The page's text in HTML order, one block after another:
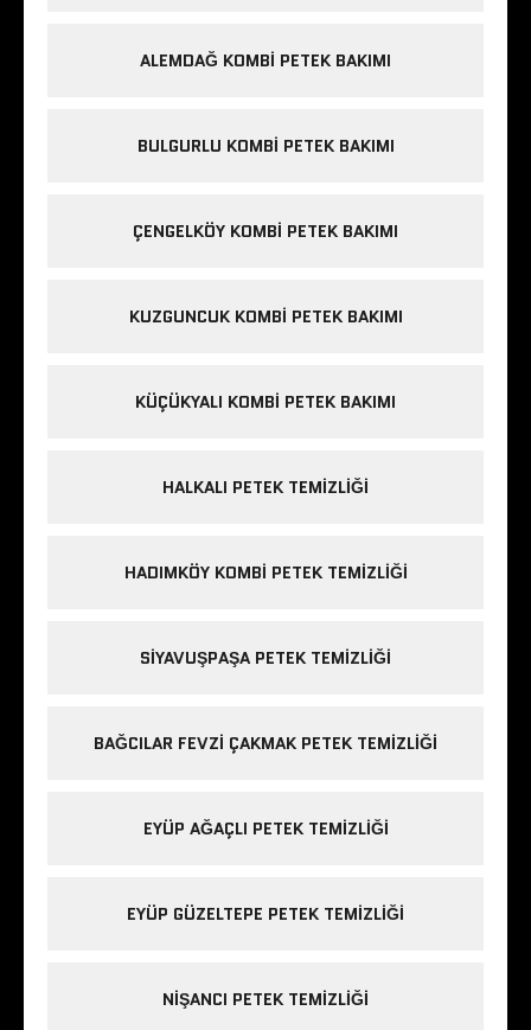
ALEMDAĞ KOMBI PETEK BAKIMI
BULGURLU KOMBI PETEK BAKIMI
ÇENGELKÖY KOMBI PETEK BAKIMI
KUZGUNCUK KOMBI PETEK BAKIMI
KÜÇÜKYALI KOMBI PETEK BAKIMI
HALKALI PETEK TEMIZLIĞI
HADIMKÖY KOMBI PETEK TEMIZLIĞI
SIYAVUŞPAŞA PETEK TEMIZLIĞI
BAĞCILAR FEVZI ÇAKMAK PETEK TEMIZLIĞI
EYÜP AĞAÇLI PETEK TEMIZLIĞI
EYÜP GÜZELTEPE PETEK TEMIZLIĞI
NIŞANCI PETEK TEMIZLIĞI